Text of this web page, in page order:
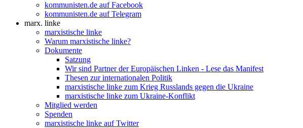
kommunisten.de auf Facebook
kommunisten.de auf Telegram
marx. linke
marxistische linke
Warum marxistische linke?
Dokumente
Satzung
Wir sind Partner der Europäischen Linken - Lese das Manifest
Thesen zur internationalen Politik
marxistische linke zum Krieg Russlands gegen die Ukraine
marxistische linke zum Ukraine-Konflikt
Mitglied werden
Spenden
marxistische linke auf Twitter